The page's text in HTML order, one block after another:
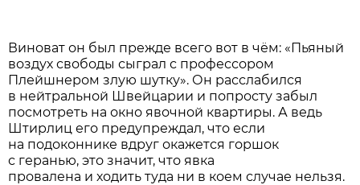
Виноват он был прежде всего вот в чём: «Пьяный
воздух свободы сыграл с профессором
Плейшнером злую шутку». Он расслабился
в нейтральной Швейцарии и попросту забыл
посмотреть на окно явочной квартиры. А ведь
Штирлиц его предупреждал, что если
на подоконнике вдруг окажется горшок
с геранью, это значит, что явка
провалена и ходить туда ни в коем случае нельзя.